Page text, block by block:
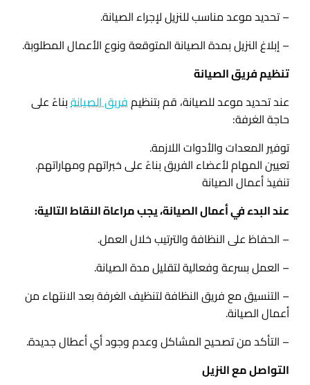
– تحديد موعد مناسب للنزيل لإجراء الصيانة.
– إبلاغ النزيل بمدة الصيانة المتوقعة ونوع الأعمال المطلوبة.
تنظيم فريق الصيانة
عند تحديد موعد للصيانة، قم بتنظيمفريق الصيانةبناءً على
حاجة الغرفة:
توفير المعدات والأدوات اللازمة.
تعيين المهام لأعضاء الفريق بناءً على خبراتهم ومهاراتهم.
تنفيذ أعمال الصيانة
عند البدء في أعمال الصيانة، يجب مراعاة النقاط التالية:
– الحفاظ على النظافة والترتيب خلال العمل.
– العمل بسرعة وفعالية لتقليل مدة الصيانة.
– التنسيق مع فريق النظافة لتنظيف الغرفة بعد الانتهاء من
أعمال الصيانة.
– التأكد من تصحيح المشاكل وعدم وجود أي أعطال جديدة.
التواصل مع النزيل